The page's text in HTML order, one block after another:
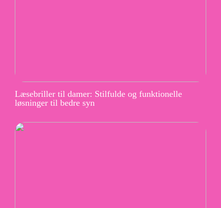
Læsebriller til damer: Stilfulde og funktionelle
løsninger til bedre syn